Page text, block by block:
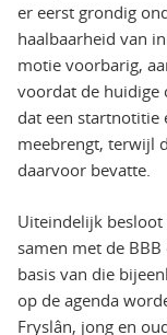
er eerst grondig
haalbaarheid van
motie voorbarig,
voordat de huidige
dat een startnotitie
meebrengt, terwijl
daarvoor bevatte.
Uiteindelijk
samen met de
basis van die
op de agenda
Fryslân, jong en